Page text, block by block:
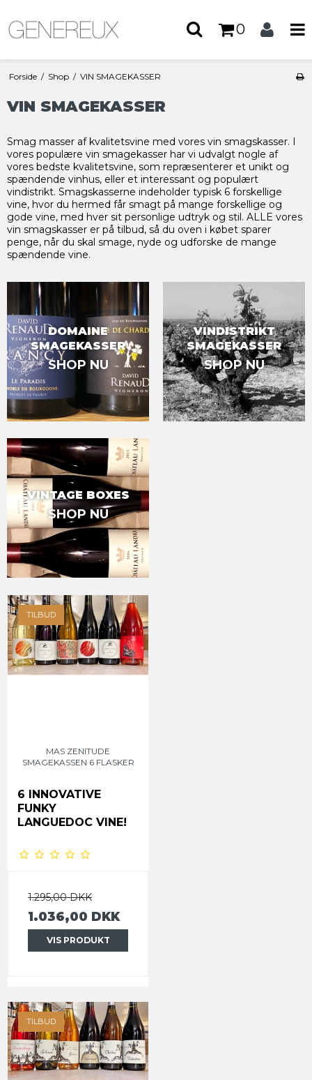
0
Forside / Shop / VIN SMAGEKASSER
VIN SMAGEKASSER
Smag masser af kvalitetsvine med vores vin smagskasser. I
vores populære vin smagekasser har vi udvalgt nogle af
vores bedste kvalitetsvine, som repræsenterer et unikt og
spændende vinhus, eller et interessant og populært
vindistrikt. Smagskasserne indeholder typisk 6 forskellige
vine, hvor du hermed får smagt på mange forskellige og
gode vine, med hver sit personlige udtryk og stil. ALLE vores
vin smagskasser er på tilbud, så du oven i købet sparer
penge, når du skal smage, nyde og udforske de mange
spændende vine.
DOMAINE
SMAGEKASSER
SHOP NU
VINDISTRIKT
SMAGEKASSER
SHOP NU
VINTAGE BOXES
SHOP NU
TILBUD
MAS ZENITUDE
SMAGEKASSEN 6 FLASKER
6 INNOVATIVE
FUNKY
LANGUEDOC VINE!
1.295,00 DKK
1.036,00 DKK
VIS PRODUKT
TILBUD